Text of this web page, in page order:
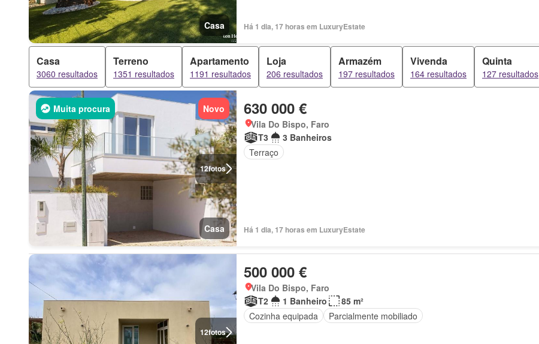
Casa Há 1 dia, 17 horas em LuxuryEstate
Casa
3060 resultados
Terreno
1351 resultados
Apartamento
1191 resultados
Loja
206 resultados
Armazém
197 resultados
Vivenda
164 resultados
Quinta
127 resultados
12fotos
Muita procura Novo
Casa
630 000 €
Vila Do Bispo, Faro
T3
3 Banheiros
Terraço
Há 1 dia, 17 horas em LuxuryEstate
12fotos
500 000 €
Vila Do Bispo, Faro
T2
1 Banheiro
85 m²
Cozinha equipada
Parcialmente mobiliado